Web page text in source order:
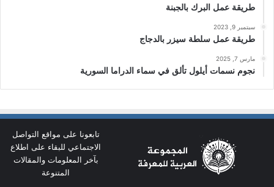
طريقة عمل البرك بالجبنة
سبتمبر 9, 2023
طريقة عمل سلطة سيزر بالدجاج
مارس 7, 2025
نجوم نسمات أيلول تألق في سماء الدراما السورية
تابعونا على مواقع التواصل
الاجتماعي للبقاء على اطلاع
بآخر المعلومات والمقالات
المتنوعة